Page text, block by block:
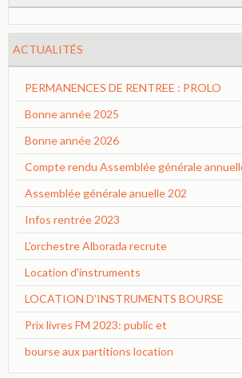
ACTUALITÉS
PERMANENCES DE RENTREE : PROLO
Bonne année 2025
Bonne année 2026
Compte rendu Assemblée générale
Assemblée générale anuelle 202
Infos rentrée 2023
L'orchestre Alborada recrute
Location d'instruments
LOCATION D'INSTRUMENTS BOURSE
Prix livres FM 2023: public et
bourse aux partitions location